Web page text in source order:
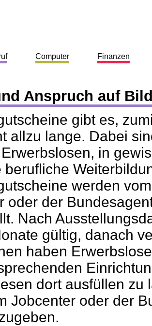
Anspruch auf
gibt es,
allzu lange. Dabei
in
berufliche
werden
oder der
Nach
gültig, danach
haben
dort ausfüllen zu
Jobcenter oder der
Computer
Finanzen